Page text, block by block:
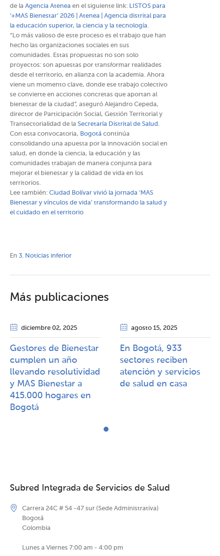
de la Agencia Atenea en el siguiente link: LISTOS para
‘+MAS Bienestar’ 2026 | Atenea | Agencia distrital para
la educación superior, la ciencia y la tecnología.
“Lo más valioso de este proceso es el trabajo que han
hecho las organizaciones sociales en sus
comunidades. Estas propuestas no son solo
proyectos: son apuestas por transformar realidades
desde el territorio, en alianza con la academia. Ahora
viene un momento clave, donde ese trabajo colectivo
se convierte en acciones concretas que aportan al
bienestar de la ciudad”, aseguró Alejandro Cepeda,
director de Participación Social, Gestión Territorial y
Transectorialidad de la Secretaría Distrital de Salud .
Con esta convocatoria, Bogotá continúa
consolidando una apuesta por la innovación social en
salud, en donde la ciencia, la educación y las
comunidades trabajan de manera conjunta para
mejorar el bienestar y la calidad de vida en los
territorios.
Lee también: Ciudad Bolívar vivió la jornada ‘MAS
Bienestar y vínculos de vida’ transformando la salud y
el cuidado en el territorio
En 3. Noticias inferior
Más publicaciones
diciembre 02, 2025
Gestores de Bienestar
cumplen un año
llevando resolutividad
y MAS Bienestar a
415.000 hogares en
Bogotá
agosto 15, 2025
En Bogotá, 933
sectores reciben
atención y servicios
de salud en casa
Subred Integrada de Servicios de Salud
Carrera 24C # 54 -47 sur (Sede Administrativa)
Bogotá
Colombia
Lunes a Viernes 7:00 am - 4:00 pm